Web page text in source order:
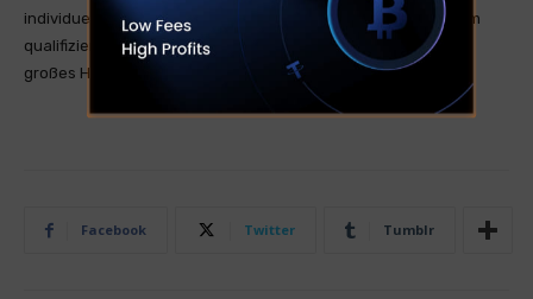
individuelle Situation benötigen, sollten Sie den Rat von einem
qualifizierten Finanzberater einholen. Kryptohandel hat ein
großes Handelsrisiko was zum Totalverlust führen kann.
Facebook Twitter Tumblr